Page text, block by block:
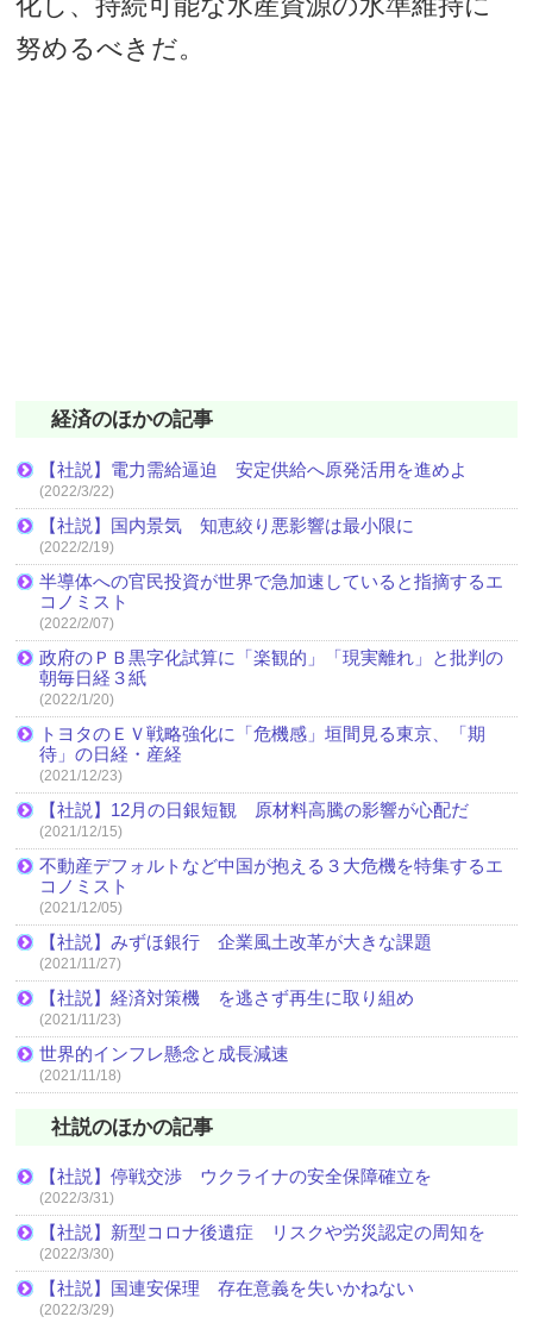
努めるべきだ。
経済のほかの記事
【社説】電力需給逼迫 安定供給へ原発活用を進めよ
(2022/3/22)
【社説】国内景気 知恵絞り悪影響は最小限に
(2022/2/19)
半導体への官民投資が世界で急加速していると指摘するエ
コノミスト
(2022/2/07)
政府のＰＢ黒字化試算に「楽観的」「現実離れ」と批判の
朝毎日経３紙
(2022/1/20)
トヨタのＥＶ戦略強化に「危機感」垣間見る東京、「期
待」の日経・産経
(2021/12/23)
【社説】12月の日銀短観 原材料高騰の影響が心配だ
(2021/12/15)
不動産デフォルトなど中国が抱える３大危機を特集するエ
コノミスト
(2021/12/05)
【社説】みずほ銀行 企業風土改革が大きな課題
(2021/11/27)
【社説】経済対策機 を逃さず再生に取り組め
(2021/11/23)
世界的インフレ懸念と成長減速
(2021/11/18)
社説のほかの記事
【社説】停戦交渉 ウクライナの安全保障確立を
(2022/3/31)
【社説】新型コロナ後遺症 リスクや労災認定の周知を
(2022/3/30)
【社説】国連安保理 存在意義を失いかねない
(2022/3/29)